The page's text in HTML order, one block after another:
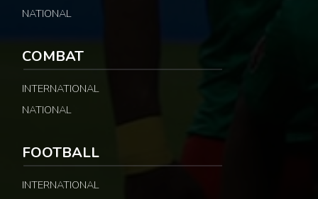
NATIONAL
COMBAT
INTERNATIONAL
NATIONAL
FOOTBALL
INTERNATIONAL